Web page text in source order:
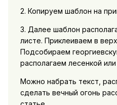
2. Копируем шаблон на
3. Далее шаблон
листе. Приклеиваем в
Подсобираем
располагаем лесенкой
Можно набрать текст,
сделать вечный огонь